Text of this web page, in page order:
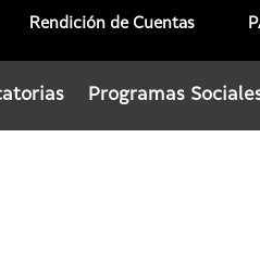
Rendición de Cuentas
Programas